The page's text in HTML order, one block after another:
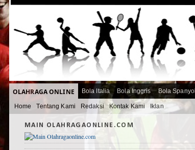
OLAHRAGA ONLINE Bola Italia Bola Inggris Bola Spanyol
Home Tentang Kami Redaksi Kontak Kami Iklan
MAIN OLAHRAGAONLINE.COM